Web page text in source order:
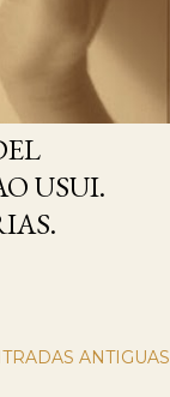
USUI.
ANTIGUAS